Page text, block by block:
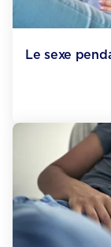
Le sexe